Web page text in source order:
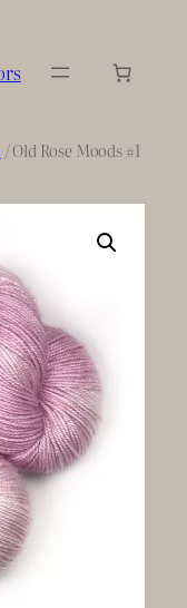
/ Old Rose Moods #1